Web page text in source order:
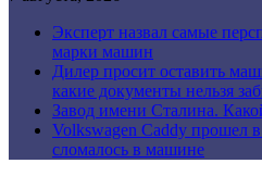
Эксперт назвал самые
марки машин
Дилер просит оставить
какие документы нельзя
Завод имени Сталина.
Volkswagen Caddy прошел
сломалось в машине